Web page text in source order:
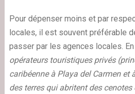
Pour dépenser moins et par
locales, il est souvent préférable
passer par les agences locales.
opérateurs touristiques privés
caribéenne à Playa del Carmen et
des terres qui abritent des